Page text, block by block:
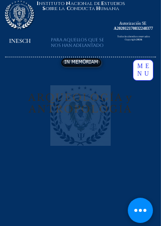
Instituto Nacional deEstudios
Sobre la ConductaHumana
IN MEMORIAM
Para aquellos que se
nos han adelantado
INESCH
Todos los derechos reservados
Copyright 2026
Autorización SE
A202012170832248377
ME
NU
ARQUEOLOGÍA y
ANTROPOLOGÍA